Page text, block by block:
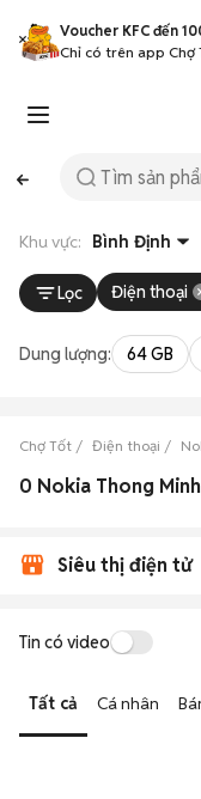
Voucher KFC đến
Chỉ có trên app Chợ
Khu vực: Bình Định
Lọc Điện thoại
Dung lượng: 64 GB
Chợ Tốt Điện thoại
0 Nokia Thong
Siêu thị điện tử
Tin có video
Tất cả Cá nhân